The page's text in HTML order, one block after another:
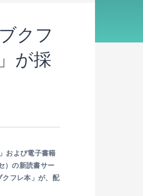
クフ
」が採
」および電子書籍
）の新読書サー
フレ本」が、配